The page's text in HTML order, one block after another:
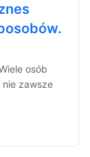
osób
nie zawsze